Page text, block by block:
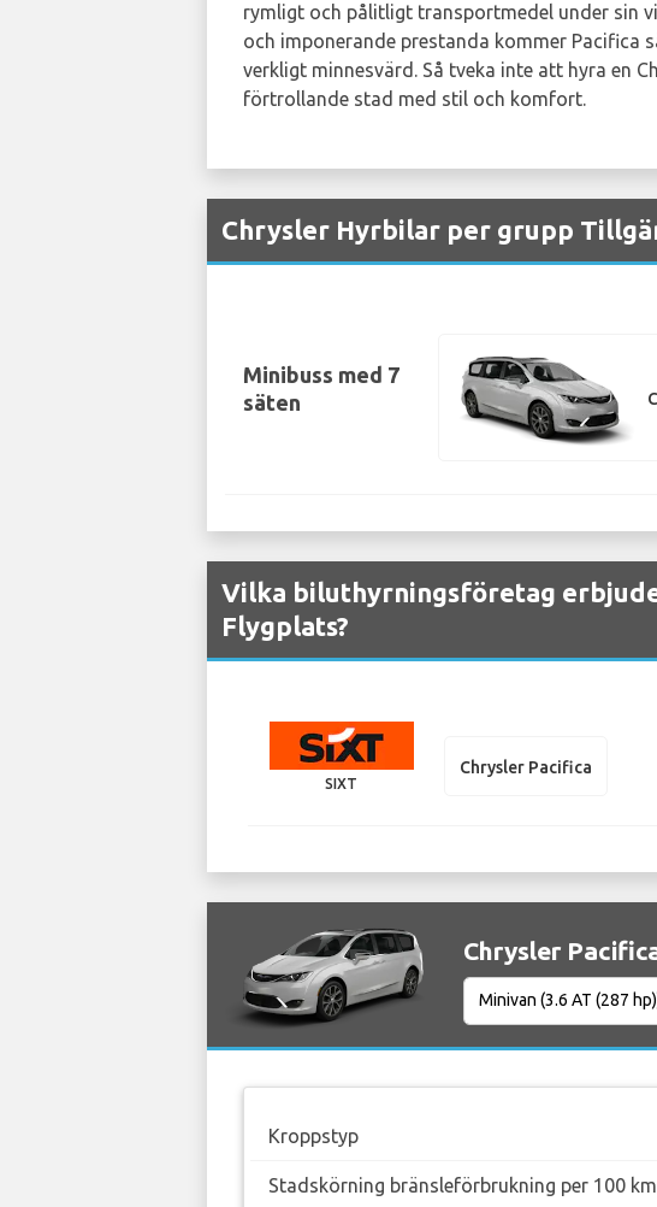
rymligt och pålitligt transportmedel under sin
och imponerande prestanda kommer Pacifica
verkligt minnesvärd. Så tveka inte att hyra en
förtrollande stad med stil och komfort.
Chrysler Hyrbilar per grupp
Minibuss med 7
säten
Vilka biluthyrningsföretag
Flygplats?
SIXT
Chrysler Pacifica
Chrysler
Kroppstyp
Stadskörning bränsleförbrukning per 100 km